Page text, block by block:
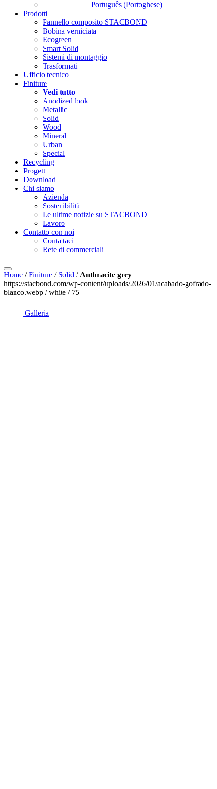
Português (Portoghese)
Prodotti
Pannello composito STACBOND
Bobina verniciata
Ecogreen
Smart Solid
Sistemi di montaggio
Trasformati
Ufficio tecnico
Finiture
Vedi tutto
Anodized look
Metallic
Solid
Wood
Mineral
Urban
Special
Recycling
Progetti
Download
Chi siamo
Azienda
Sostenibilità
Le ultime notizie su STACBOND
Lavoro
Contatto con noi
Contattaci
Rete di commerciali
Home /Finiture / Solid / Anthracite grey
https://stacbond.com/wp-content/uploads/2026/01/acabado-gofrado-
blanco.webp / white / 75
Galleria